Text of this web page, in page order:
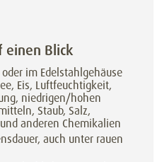
einen Blick
im Edelstahlgehäuse
Eis, Luftfeuchtigkeit,
niedrigen/hohen
Staub, Salz,
anderen Chemikalien
auch unter rauen